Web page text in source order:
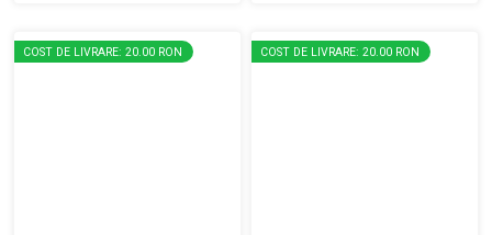
COST DE LIVRARE: 20.00 RON COST DE LIVRARE: 20.00 RON